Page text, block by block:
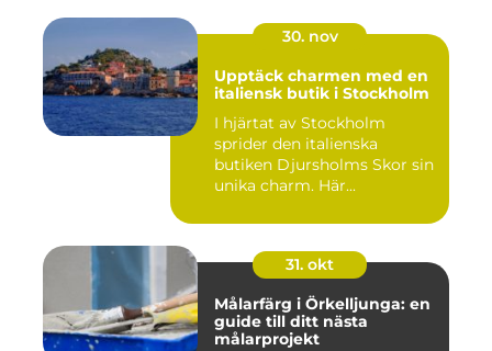
30. nov
Upptäck charmen med en
italiensk butik i Stockholm
I hjärtat av Stockholm
sprider den italienska
butiken Djursholms Skor sin
unika charm. Här...
31. okt
Målarfärg i Örkelljunga: en
guide till ditt nästa
målarprojekt